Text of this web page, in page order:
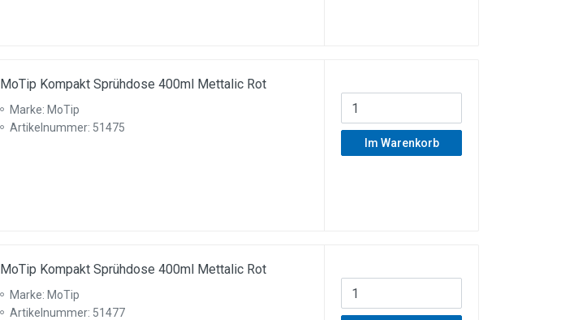
MoTip Kompakt Sprühdose 400ml Mettalic Rot
Marke: MoTip
Artikelnummer: 51475
Im Warenkorb
MoTip Kompakt Sprühdose 400ml Mettalic Rot
Marke: MoTip
Artikelnummer: 51477